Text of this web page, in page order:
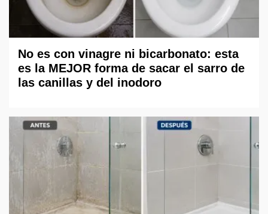
No es con vinagre ni bicarbonato: esta
es la MEJOR forma de sacar el sarro de
las canillas y del inodoro